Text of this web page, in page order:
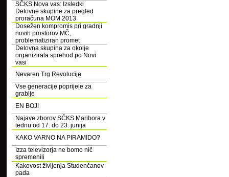
SČKS Nova vas: Izsledki
Delovne skupine za pregled
proračuna MOM 2013
Dosežen kompromis pri gradnji
novih prostorov MČ,
problematiziran promet
Delovna skupina za okolje
organizirala sprehod po Novi
vasi
Nevaren Trg Revolucije
Vse generacije poprijele za
grablje
EN BOJ!
Najave zborov SČKS Maribora v
tednu od 17. do 23. junija
KAKO VARNO NA PIRAMIDO?
Izza televizorja ne bomo nič
spremenili
Kakovost življenja Studenčanov
pada